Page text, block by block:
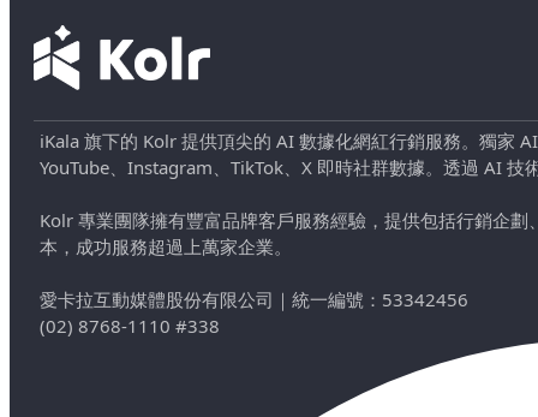
iKala 旗下的 Kolr 提供頂尖的 AI 數據化網紅行銷服務。獨家
YouTube、Instagram、TikTok、X 即時社群數據。透過 AI
Kolr 專業團隊擁有豐富品牌客戶服務經驗，提供包括行銷企
本，成功服務超過上萬家企業。
愛卡拉互動媒體股份有限公司 ｜ 統一編號：53342456
(02) 8768-1110 #338